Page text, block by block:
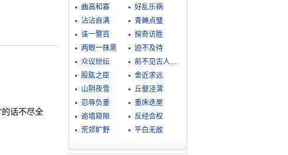
’的话不尽全
曲高和寡
好乱乐祸
沾沾自满
青蝇点璧
诛一警百
探奇访胜
两眼一抹黑
迫不及待
众议纷纭
前不见古人，后不见来者
股肱之臣
舍近求远
山阴夜雪
丘壑泾渭
忍辱负重
重床迭屋
逾墙窥隙
反经合权
荒郊旷野
平白无故